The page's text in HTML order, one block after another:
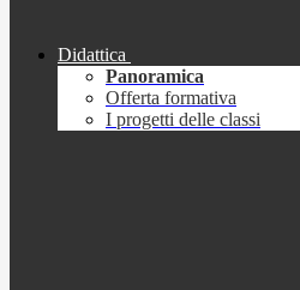
Didattica
Panoramica
Offerta formativa
I progetti delle classi